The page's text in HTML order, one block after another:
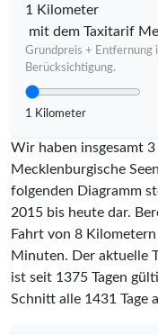
1 Kilometer
mit dem Taxitarif
Grundpreis + Entfernung
Berücksichtigung.
1 Kilometer
Wir haben insgesamt
Mecklenburgische
folgenden Diagramm
2015 bis heute dar.
Fahrt von 8
Minuten. Der aktuelle
ist seit 1375 Tagen
Schnitt alle 1431 Tage